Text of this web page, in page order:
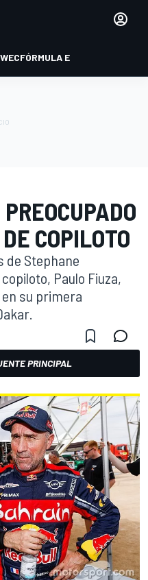
WECFÓRMULA E
COPILOTO
de Stephane
Paulo Fiuza,
su primera
PRINCIPAL